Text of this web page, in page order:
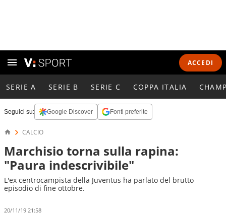
ACCEDI
SERIE A SERIE B SERIE C COPPA ITALIA
Seguici su: Google Discover Fonti preferite
CALCIO
Marchisio torna sulla rapina:
"Paura indescrivibile"
L'ex centrocampista della Juventus ha parlato del brutto
episodio di fine ottobre.
20/11/19 21:58